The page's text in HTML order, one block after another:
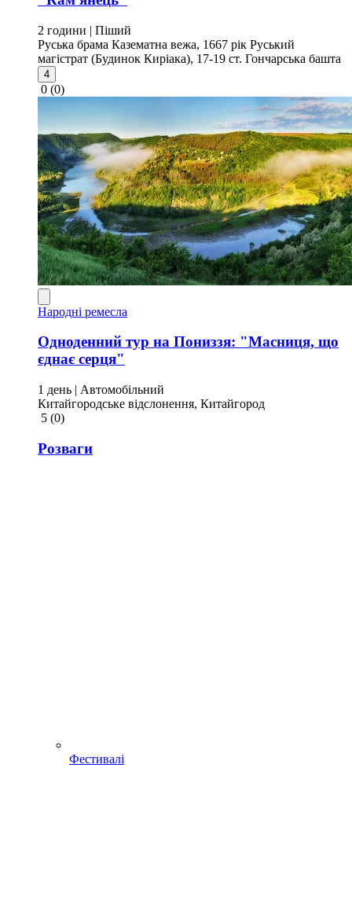
2 години | Піший
Руська брама Казематна вежа, 1667 рік Руський
магістрат (Будинок Киріака), 17-19 ст. Гончарська башта
4
0 (0)
Народні ремесла
Одноденний тур на Пониззя: "Масниця, що
єднає серця"
1 день | Автомобільний
Китайгородське відслонення, Китайгород
5 (0)
Розваги
Фестивалі